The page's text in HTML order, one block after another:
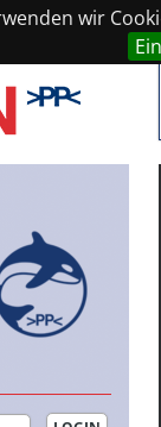
wir